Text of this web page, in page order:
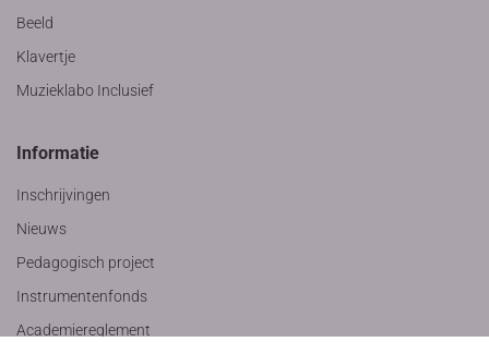
Beeld
Klavertje
Muzieklabo Inclusief
Informatie
Inschrijvingen
Nieuws
Pedagogisch project
Instrumentenfonds
Academiereglement